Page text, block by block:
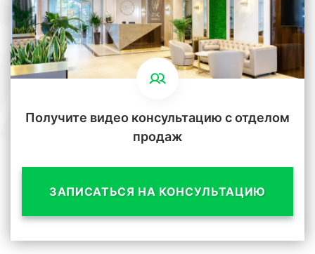
Получите видео консультацию с отделом
продаж
ЗАПИСАТЬСЯ НА КОНСУЛЬТАЦИЮ